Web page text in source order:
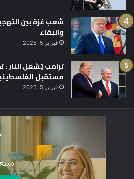
شعب غزة بين
والبقاء
فبراير 5, 2025
ترامب يُشعل النار
مستقبل
فبراير 5, 2025